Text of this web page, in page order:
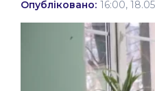
Опубліковано: 16:00,